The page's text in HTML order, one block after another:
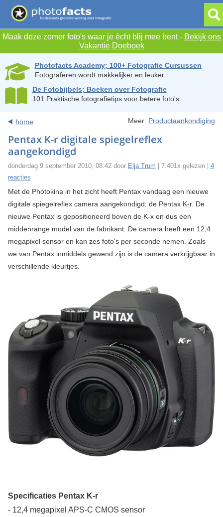
Maak deze zomer foto's waar je écht blij mee bent - Bekijk ons
Vakantie Doeboek
Photofacts Academy; 100+ Fotografie Cursussen
Fotograferen wordt makkelijker en leuker
De Fotobijbels; Boeken over Fotografie
101 Praktische fotografietips voor betere foto's
home Meer: Productaankondiging
Pentax K-r digitale spiegelreflex
aangekondigd
donderdag 9 september 2010, 08:42 door Elja Trum | 7.401x gelezen | 4
reacties
Met de Photokina in het zicht heeft Pentax vandaag een nieuwe
digitale spiegelreflex camera aangekondigd; de Pentax K-r. De
nieuwe Pentax is gepositioneerd boven de K-x en dus een
middenrange model van de fabrikant. De camera heeft een 12,4
megapixel sensor en kan zes foto's per seconde nemen. Zoals
we van Pentax inmiddels gewend zijn is de camera verkrijgbaar in
verschillende kleurtjes.
Specificaties Pentax K-r
- 12,4 megapixel APS-C CMOS sensor